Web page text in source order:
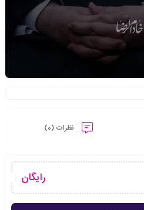
نظرات (0)
رایگان